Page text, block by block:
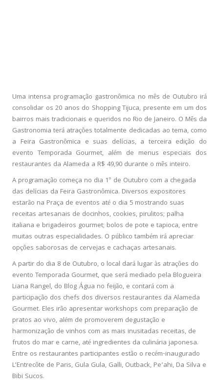
Uma intensa programação gastronômica no mês de Outubro irá
consolidar os 20 anos do Shopping Tijuca, presente em um dos
bairros mais tradicionais e queridos no Rio de Janeiro. O Mês da
Gastronomia terá atrações totalmente dedicadas ao tema, como
a Feira Gastronômica e suas delícias, a terceira edição do
evento Temporada Gourmet, além de menus especiais dos
restaurantes da Alameda a R$ 49,90 durante o mês inteiro.
A programação começa no dia 1° de Outubro com a chegada
das delícias da Feira Gastronômica. Diversos expositores
estarão na Praça de eventos até o dia 5 mostrando suas
receitas artesanais de docinhos, cookies, pirulitos; palha
italiana e brigadeiros gourmet; bolos de pote e tapioca, entre
muitas outras especialidades. O público também irá apreciar
opções saborosas de cervejas e cachaças artesanais.
A partir do dia 8 de Outubro, o local dará lugar às atrações do
evento Temporada Gourmet, que será mediado pela Blogueira
Liana Rangel, do Blog Água no feijão, e contará com a
participação dos chefs dos diversos restaurantes da Alameda
Gourmet. Eles irão apresentar workshops com preparação de
pratos ao vivo, além de promoverem degustação e
harmonização de vinhos com as mais inusitadas receitas, de
frutos do mar e carne, até ingredientes da culinária japonesa.
Entre os restaurantes participantes estão o recém-inaugurado
L’Entrecôte de Paris, Gula Gula, Galli, Outback, Pe’ahi, Da Silva e
Bibi Sucos.